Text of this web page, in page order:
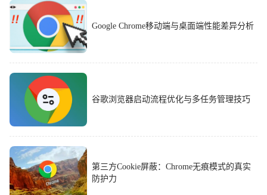
Google Chrome移动端与桌面端性能差异分析
谷歌浏览器启动流程优化与多任务管理技巧
第三方Cookie屏蔽：Chrome无痕模式的真实
防护力